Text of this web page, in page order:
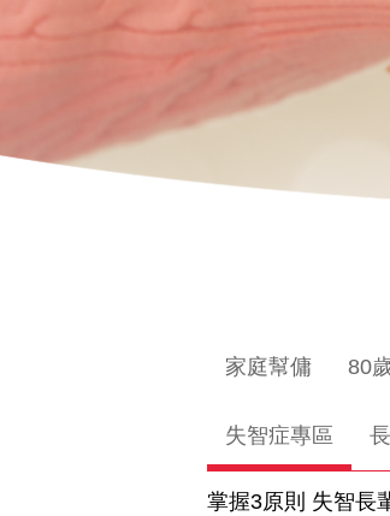
家庭幫傭 80
失智症專區
掌握3原則 失智長